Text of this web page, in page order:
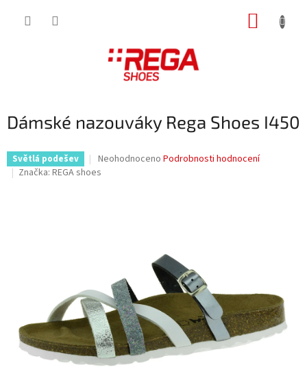
Dámské nazouváky Rega Shoes I450
Světlá podešev
Průměrné
hodnocení
Neohodnoceno Podrobnosti hodnocení
Značka: REGA shoes